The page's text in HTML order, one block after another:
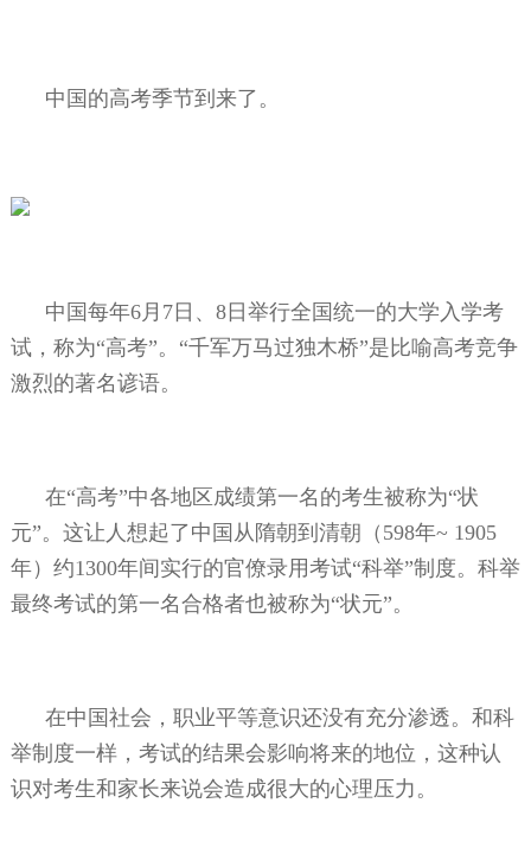
中国的高考季节到来了。
中国每年6 月 7日、8日举行全国统一的大学入学考
试，称为“高考”。“千军万马过独木桥”是比喻高考竞争
激烈的著名谚语。
在“高考”中各地区成绩第一名的考生被称为“状
元”。这让人想起了中国从隋朝到清朝（ 598年~ 1905
年）约1300年间实行的官僚录用考试“科举”制度。科举
最终考试的第一名合格者也被称为“状元”。
在中国社会，职业平等意识还没有充分渗透。和科
举制度一样，考试的结果会影响将来的地位，这种认
识对考生和家长来说会造成很大的心理压力。